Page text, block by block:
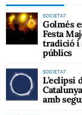
SOCIETAT
Golmés
Festa
tradició i
públics
SOCIETAT
L’eclipsi
amb